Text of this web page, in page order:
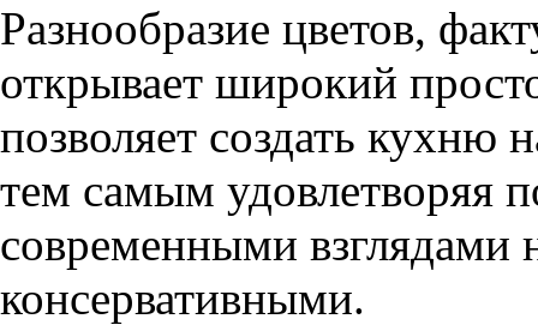
Разнообразие цветов,
открывает широкий
позволяет создать кухню
тем самым удовлетворяя
современными взглядами
консервативными.